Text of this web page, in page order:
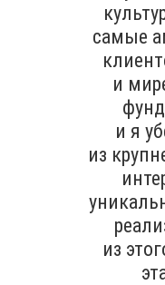
самые
и
и я
из
из